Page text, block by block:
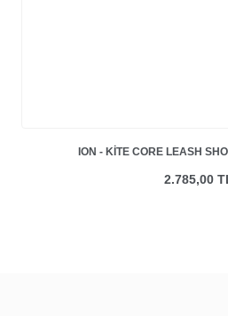
ION - KITE CORE LEASH
2.785,00